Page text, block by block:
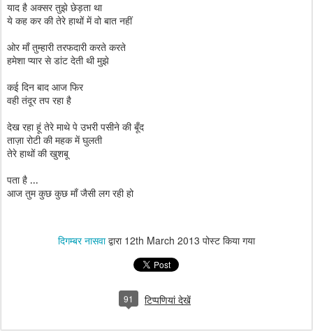
याद है अक्सर तुझे छेड़ता था
ये कह कर की तेरे हाथों में वो बात नहीं
ओर माँ तुम्हारी तरफदारी करते करते
हमेशा प्यार से डांट देती थी मुझे
कई दिन बाद आज फिर
वही तंदूर तप रहा है
देख रहा हूं तेरे माथे पे उभरी पसीने की बूँद
ताज़ा रोटी की महक में घुलती
तेरे हाथों की खुशबू
पता है ...
आज तुम कुछ कुछ माँ जैसी लग रही हो
दिगम्बर नासवाद्वारा 12th March 2013 पोस्ट किया गया
91 टिप्पणियां देखें